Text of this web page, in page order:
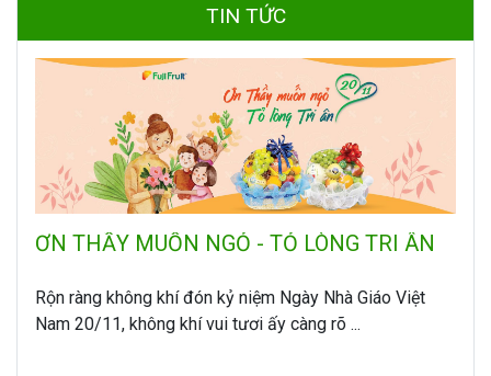
TIN TỨC
ƠN THẦY MUỐN NGỎ - TỎ LÒNG TRI ÂN
Rộn ràng không khí đón kỷ niệm Ngày Nhà Giáo Việt
Nam 20/11, không khí vui tươi ấy càng rõ ...